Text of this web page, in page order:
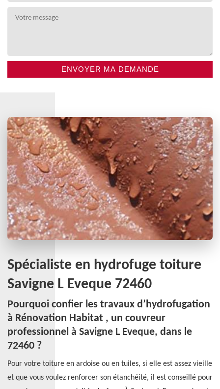
Spécialiste en hydrofuge toiture
Savigne L Eveque 72460
Pourquoi confier les travaux d’hydrofugation
à Rénovation Habitat , un couvreur
professionnel à Savigne L Eveque, dans le
72460 ?
Pour votre toiture en ardoise ou en tuiles, si elle est assez vieille
et que vous voulez renforcer son étanchéité, il est conseillé pour